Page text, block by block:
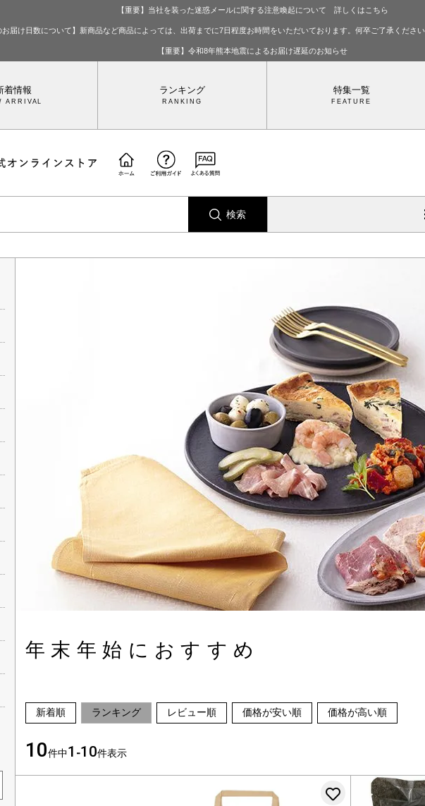
【重要】当社を装った迷惑メールに関する注意喚起について 詳しくはこちら
お届け日数について】新商品など商品によっては、出荷までに7日程度お時間をいただいております。何卒ご了承くださ
【重要】令和8年熊本地震によるお届け遅延のお知らせ
着情報 ランキング 特集一覧
検索
年末年始におすすめ
新着順 ランキング レビュー順 価格が安い順 価格が高い順
10件中1 -10件表示
お気に入りに